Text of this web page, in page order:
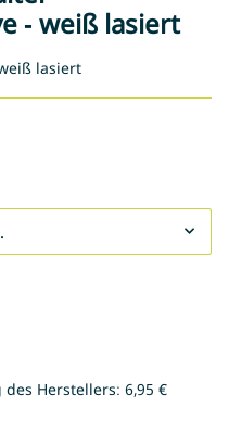
- weiß lasiert
lasiert
Herstellers: 6,95 €